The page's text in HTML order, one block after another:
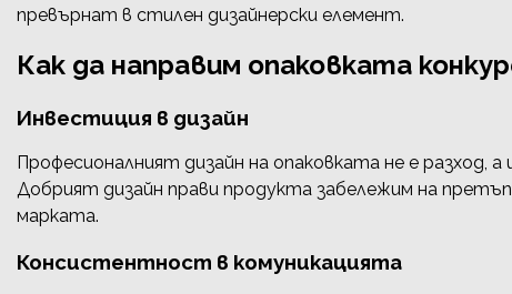
превърнат в стилен дизайнерски елемент.
Как да направим опаковката
Инвестиция в дизайн
Професионалният дизайн на опаковката не е разход,
Добрият дизайн прави продукта забележим на
марката.
Консистентност в комуникацията